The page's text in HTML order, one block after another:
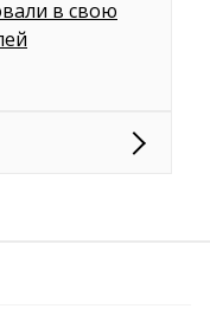
в свою